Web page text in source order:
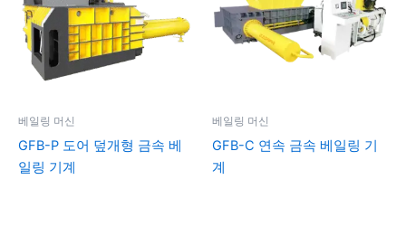
베일링 머신
GFB-P 도어 덮개형 금속 베
일링 기계
베일링 머신
GFB-C 연속 금속 베일링 기
계